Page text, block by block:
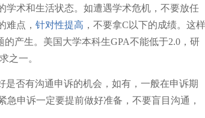
学术和生活状态。如遭遇学术危机，不要放任
难点， 针对性提高 ，不要拿C以下的成绩。这样
的产生。美国大学本科生GPA不能低于2.0，研
之一。
是否有沟通申诉的机会，如有，一般在申诉期
申诉一定要提前做好准备，不要盲目沟通，